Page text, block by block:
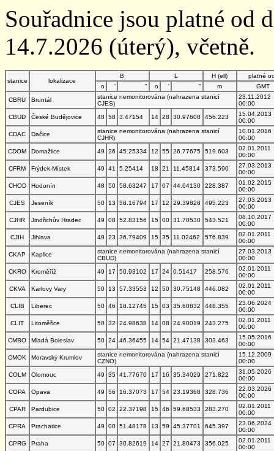
Souřadnice jsou platné od
14.7.2026 (úterý), včetně.
stanice lokalizace
B L H (ell)
platné
o
' " o ' " m
GMT
CBRU
Bruntál
stanice nemonitorována (nahrazena stanicí
CJES)
23.11.2012
00:00
CBUD
České Budějovice 48 58 3.47154 14 28 30.97608 456.223
15.04.2013
00:00
CDAC
Dačice
stanice nemonitorována (nahrazena stanicí
CJHR)
10.01.2016
00:00
CDOM
Domažlice 49 26 45.25334 12 55 26.77675 519.603
02.01.2011
00:00
CFRM
Frýdek-Místek 49 41 5.25414 18 21 11.45814 373.590
27.03.2013
00:00
CHOD
Hodonín 48 50 58.63247 17 07 44.64130 228.387
01.02.2015
00:00
CJES
Jeseník 50 13 58.16794 17 12 29.39828 495.223
27.03.2013
00:00
CJHR
Jindřichův Hradec 49 08 52.83156 15 00 31.70530 543.521
08.10.2017
00:00
CJIH
Jihlava 49 23 36.79409 15 35 11.02462 576.839
02.01.2011
00:00
CKAP
Kaplice
stanice nemonitorována (nahrazena stanicí
CBUD)
27.03.2013
00:00
CKRO
Kroměříž 49 17 50.93102 17 24 0.51417 258.576
02.01.2011
00:00
CKVA
Karlovy Vary 50 13 57.33553 12 50 30.75148 446.082
02.01.2011
00:00
CLIB
Liberec 50 46 18.12745 15 03 35.60832 448.355
23.06.2024
00:00
CLIT
Litoměřice 50 32 24.98638 14 08 24.90019 243.275
02.01.2011
00:00
CMBO
Mladá Boleslav 50 24 46.36455 14 54 21.47138 303.463
15.05.2016
00:00
CMOK
Moravský Krumlov
stanice nemonitorována (nahrazena stanicí
CZNO)
15.12.2009
00:00
COLM
Olomouc 49 35 41.77670 17 16 35.34029 271.822
31.05.2026
00:00
COPA
Opava 49 56 16.37073 17 54 23.19368 328.736
22.03.2026
00:00
CPAR
Pardubice 50 02 22.37198 15 46 59.68533 283.270
02.01.2011
00:00
CPRA
Prachatice 49 00 51.48178 13 59 45.37701 645.397
23.06.2024
00:00
CPRG
Praha 50 07 30.82619 14 27 21.80473 356.025
02.01.2011
00:00